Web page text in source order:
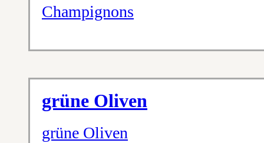
Champignons
grüne Oliven
grüne Oliven